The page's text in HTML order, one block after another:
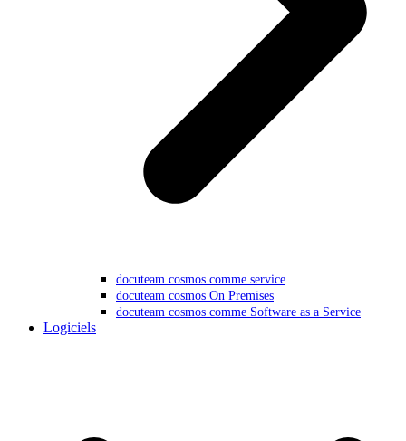
docuteam cosmos comme service
docuteam cosmos On Premises
docuteam cosmos comme Software as a Service
Logiciels